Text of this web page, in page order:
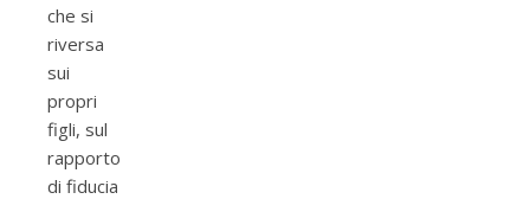
che si
riversa
sui
propri
figli, sul
rapporto
di fiducia